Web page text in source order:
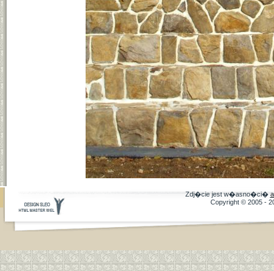
Zdj�cie jest w�asno�ci�
Copyright © 2005 -